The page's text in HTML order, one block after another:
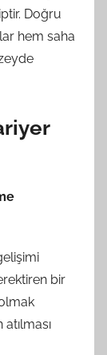
Doğru
hem saha
bir